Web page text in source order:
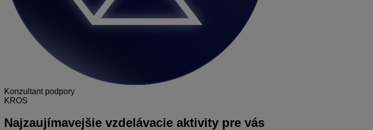
Konzultant podpory
KROS
Najzaujímavejšie vzdelávacie aktivity pre vás